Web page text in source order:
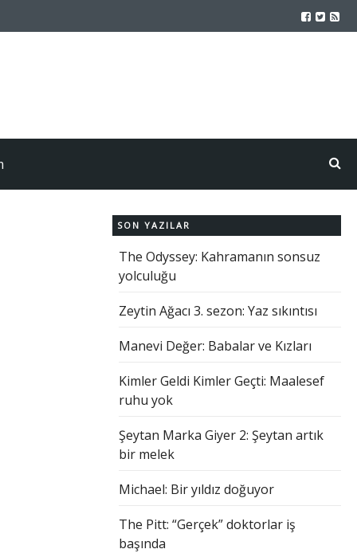
SON YAZILAR
The Odyssey: Kahramanın sonsuz
yolculuğu
Zeytin Ağacı 3. sezon: Yaz sıkıntısı
Manevi Değer: Babalar ve Kızları
Kimler Geldi Kimler Geçti: Maalesef
ruhu yok
Şeytan Marka Giyer 2: Şeytan artık
bir melek
Michael: Bir yıldız doğuyor
The Pitt: “Gerçek” doktorlar iş
başında